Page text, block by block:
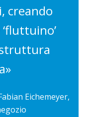
creando
»
Eichemeyer,